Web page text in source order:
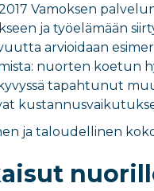
Vamoksen
ja työelämään
arvioidaan
nuorten koetun
tapahtunut
ja taloudellinen